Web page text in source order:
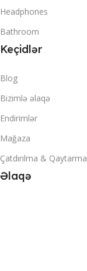
Headphones
Bathroom
Keçidlər
Blog
Bizimlə əlaqə
Endirimlər
Mağaza
Çatdırılma & Qaytarma
Əlaqə